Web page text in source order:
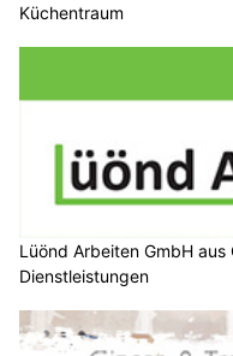
Küchentraum
Lüönd Arbeiten GmbH
Dienstleistungen